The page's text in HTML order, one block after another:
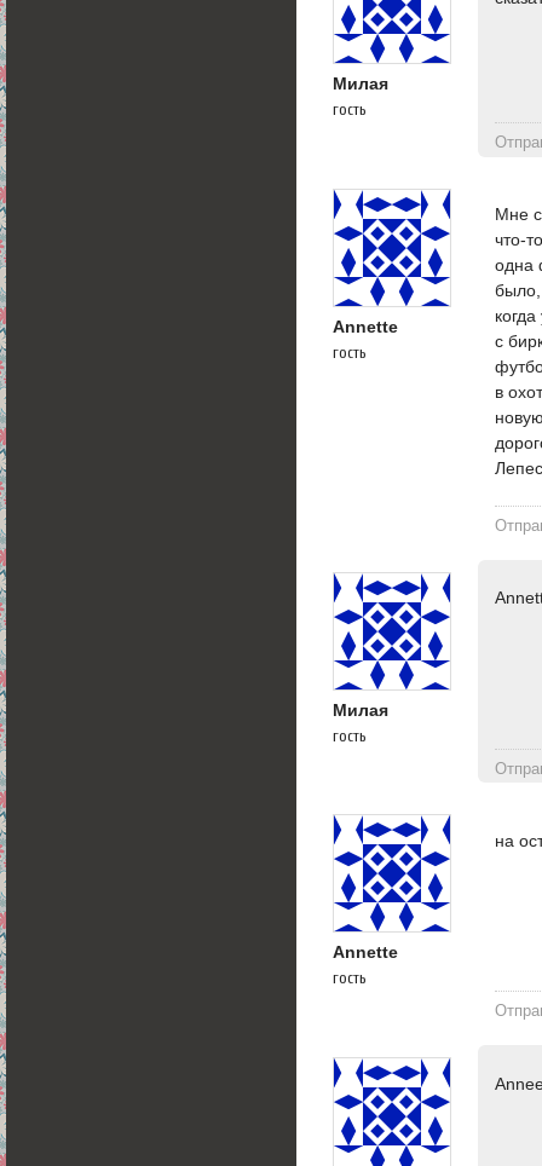
Милая
гость
Annette
гость
Мне
что-
одна
было,
с
в
Милая
гость
Annette
гость
на